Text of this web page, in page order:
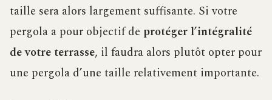
taille sera alors largement suffisante. Si votre
pergola a pour objectif de protéger l’intégralité
de votre terrasse, il faudra alors plutôt opter pour
une pergola d’une taille relativement importante.